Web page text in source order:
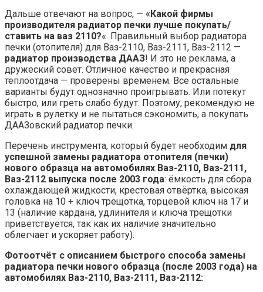
Дальше отвечают на вопрос, — «Какой фирмы
производителя радиатор печки лучше покупать/
ставить на ваз 2110?«. Правильный выбор радиатора
печки (отопителя) для Ваз-2110, Ваз-2111, Ваз-2112 —
радиатор производства ДААЗ! И это не реклама, а
дружеский совет. Отличное качество и прекрасная
теплоотдача — проверены временем. Все остальные
варианты будут однозначно проигрывать. Или потекут
быстро, или греть слабо будут. Поэтому, рекомендую не
играть в рулетку и не пытаться сэкономить, а покупать
ДААЗовский радиатор печки.
Перечень инструмента, который будет необходим для
успешной замены радиатора отопителя (печки)
нового образца на автомобилях Ваз-2110, Ваз-2111,
Ваз-2112 выпуска после 2003 года: ёмкость для сбора
охлаждающей жидкости, крестовая отвёртка, высокая
головка на 10 + ключ трещотка, торцевой ключ на 17 и
13 (наличие кардана, удлинителя и ключа трещотки
приветствуется, так как их наличие значительно
облегчает и ускоряет работу).
Фотоотчёт с описанием быстрого способа замены
радиатора печки нового образца (после 2003 года) на
автомобилях Ваз-2110, Ваз-2111, Ваз-2112: